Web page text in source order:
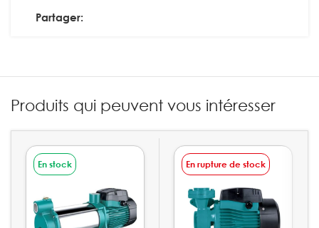
Partager:
Produits qui peuvent vous intéresser
En stock En rupture de stock